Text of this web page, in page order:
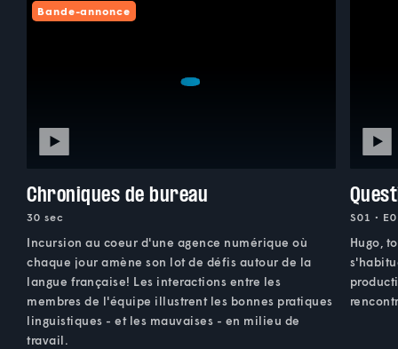
Bande-annonce
Chroniques de bureau
30 sec
Incursion au coeur d'une agence numérique où
chaque jour amène son lot de défis autour de la
langue française! Les interactions entre les
membres de l'équipe illustrent les bonnes pratiques
linguistiques - et les mauvaises - en milieu de
travail.
S01 •
Hugo,